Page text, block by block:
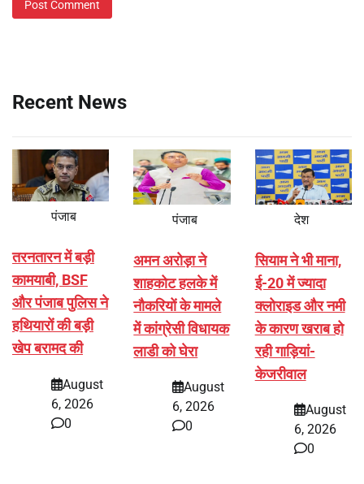
Recent News
पंजाब
तरनतारन में बड़ी
कामयाबी, BSF
और पंजाब पुलिस ने
हथियारों की बड़ी
खेप बरामद की
August
6, 2026
0
पंजाब
अमन अरोड़ा ने
शाहकोट हलके में
नौकरियों के मामले
में कांग्रेसी विधायक
लाडी को घेरा
August
6, 2026
0
देश
सियाम ने भी माना,
ई-20 में ज्यादा
क्लोराइड और नमी
के कारण खराब हो
रही गाड़ियां-
केजरीवाल
August
6, 2026
0